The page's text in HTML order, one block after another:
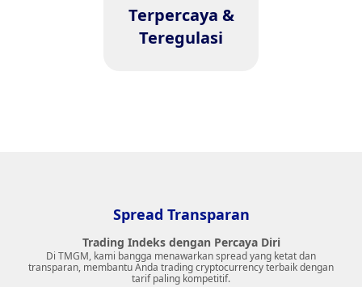
Terpercaya &
Teregulasi
trading yang aman dan
terjamin.
Spread Transparan
Trading Indeks dengan Percaya Diri
Di TMGM, kami bangga menawarkan spread yang ketat dan
transparan, membantu Anda trading cryptocurrency terbaik dengan
tarif paling kompetitif.